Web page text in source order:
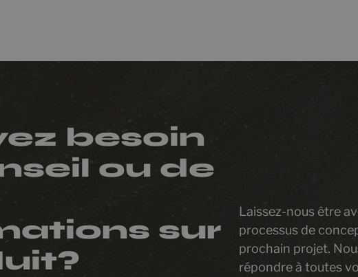
besoin
ou de
sur
Laissez-nous être
processus de
prochain projet.
répondre à toutes